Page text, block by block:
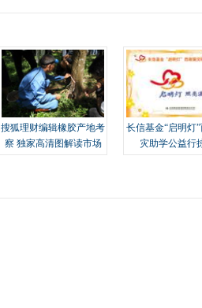
搜狐理财编辑橡胶产地考
察 独家高清图解读市场
长信基金“启明灯
灾助学公益行